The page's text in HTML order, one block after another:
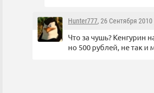
Hunter777, 26 Сентября 2010
Что за чушь? Кенгурин
но 500 рублей, не так и